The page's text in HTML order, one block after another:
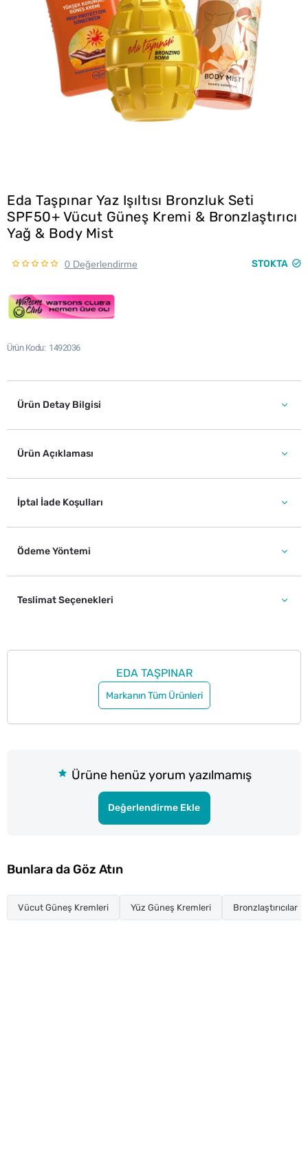
Eda Taşpınar Yaz Işıltısı Bronzluk Seti
SPF50+ Vücut Güneş Kremi & Bronzlaştırıcı
Yağ & Body Mist
0 Değerlendirme STOKTA
Ürün Kodu 1492036
Ürün Detay Bilgisi
Ürün Açıklaması
İptal İade Koşulları
Ödeme Yöntemi
Teslimat Seçenekleri
EDA TAŞPINAR
Markanın Tüm Ürünleri
Ürüne henüz yorum yazılmamış
Değerlendirme Ekle
Bunlara da Göz Atın
Vücut Güneş Kremleri Yüz Güneş Kremleri Bronzlaştırıcılar